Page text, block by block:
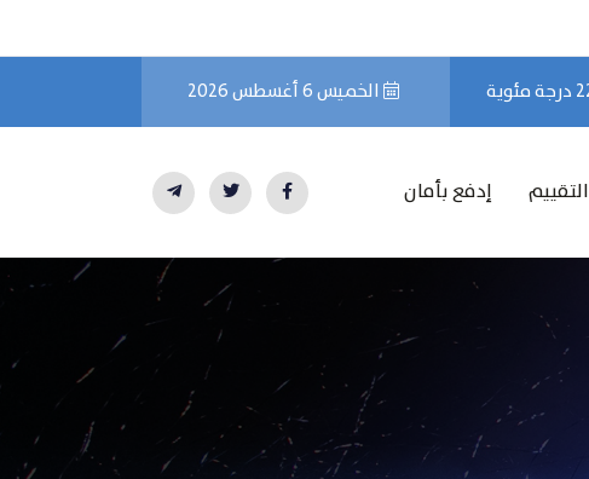
الخميس 6 أغسطس 2026
التقييم إدفع بأمان